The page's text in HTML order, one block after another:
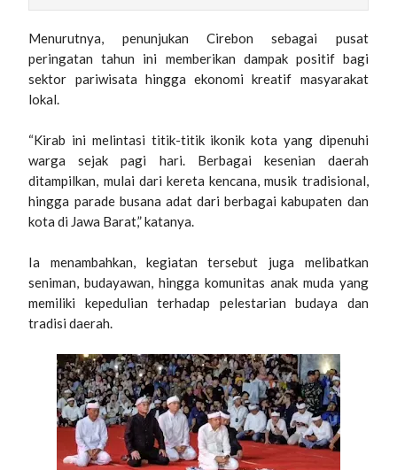
Menurutnya, penunjukan Cirebon sebagai pusat
peringatan tahun ini memberikan dampak positif bagi
sektor pariwisata hingga ekonomi kreatif masyarakat
lokal.
“Kirab ini melintasi titik-titik ikonik kota yang dipenuhi
warga sejak pagi hari. Berbagai kesenian daerah
ditampilkan, mulai dari kereta kencana, musik tradisional,
hingga parade busana adat dari berbagai kabupaten dan
kota di Jawa Barat,” katanya.
Ia menambahkan, kegiatan tersebut juga melibatkan
seniman, budayawan, hingga komunitas anak muda yang
memiliki kepedulian terhadap pelestarian budaya dan
tradisi daerah.